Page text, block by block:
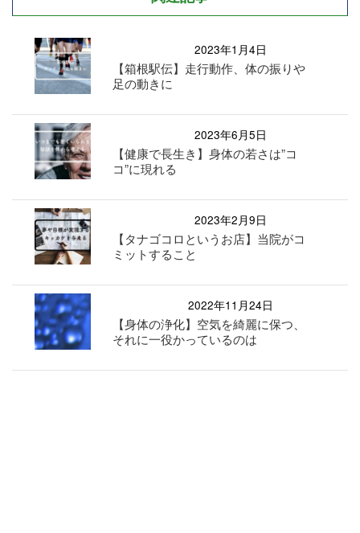
2023年1月4日
【箱根駅伝】走行動作、体の振りや
足の動きに
2023年6月5日
【健康で長生き】身体の若さは”コ
コ”に現れる
2023年2月9日
【タナゴコロというお店】当院がコ
ミットすること
2022年11月24日
【身体の浄化】空気を綺麗に保つ、
それに一役かっているのは